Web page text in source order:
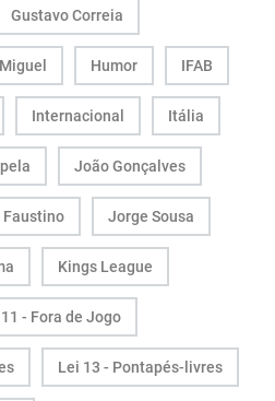
Gustavo Correia
Humor IFAB
Internacional Itália
João Gonçalves
Faustino Jorge Sousa
Kings League
- Fora de Jogo
Lei 13 - Pontapés-livres